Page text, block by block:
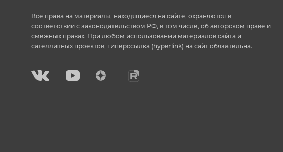
Все права на материалы, находящиеся на сайте, охраняются в
соответствии с законодательством РФ, в том числе, об авторском праве и
смежных правах. При любом использовании материалов сайта и
сателлитных проектов, гиперссылка (hyperlink) на сайт обязательна.